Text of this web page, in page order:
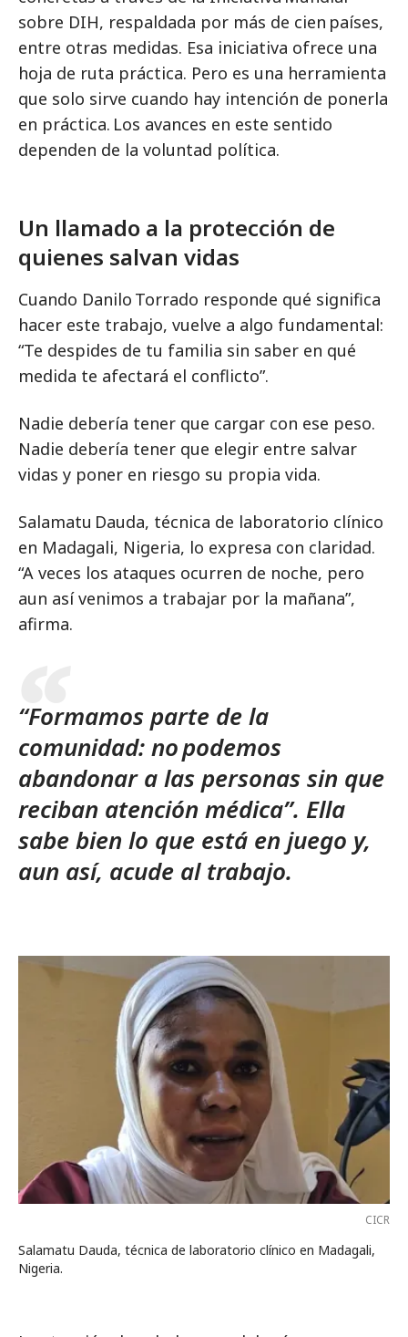
sobre DIH, respaldada por más de cien países,
entre otras medidas. Esa iniciativa ofrece una
hoja de ruta práctica. Pero es una herramienta
que solo sirve cuando hay intención de ponerla
en práctica. Los avances en este sentido
dependen de la voluntad política.
Un llamado a la protección de
quienes salvan vidas
Cuando Danilo Torrado responde qué significa
hacer este trabajo, vuelve a algo fundamental:
“Te despides de tu familia sin saber en qué
medida te afectará el conflicto”.
Nadie debería tener que cargar con ese peso.
Nadie debería tener que elegir entre salvar
vidas y poner en riesgo su propia vida.
Salamatu Dauda, técnica de laboratorio clínico
en Madagali, Nigeria, lo expresa con claridad.
“A veces los ataques ocurren de noche, pero
aun así venimos a trabajar por la mañana”,
afirma.
“Formamos parte de la
comunidad: no podemos
abandonar a las personas sin que
reciban atención médica”. Ella
sabe bien lo que está en juego y,
aun así, acude al trabajo.
CICR
Salamatu Dauda, técnica de laboratorio clínico en Madagali,
Nigeria.